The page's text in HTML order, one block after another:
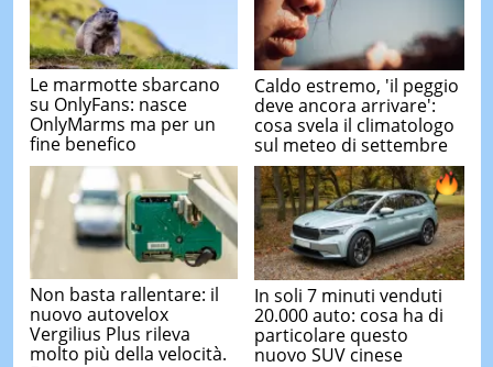
Le marmotte sbarcano
su OnlyFans: nasce
OnlyMarms ma per un
fine benefico
Caldo estremo, 'il peggio
deve ancora arrivare':
cosa svela il climatologo
sul meteo di settembre
Non basta rallentare: il
nuovo autovelox
Vergilius Plus rileva
molto più della velocità.
In soli 7 minuti venduti
20.000 auto: cosa ha di
particolare questo
nuovo SUV cinese